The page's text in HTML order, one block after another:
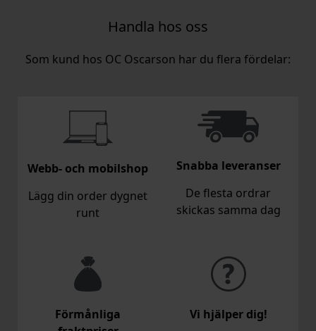
Handla hos oss
Som kund hos OC Oscarson har du flera fördelar:
Webb- och mobilshop
Lägg din order dygnet
runt
Snabba leveranser
De flesta ordrar
skickas samma dag
Förmånliga
Vi hjälper dig!